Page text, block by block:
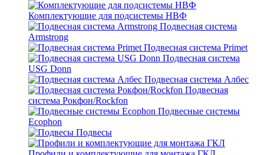
Комплектующие для подсистемы НВФ
Подвесная система
Armstrong
Подвесная система Primet
Подвесная система
USG Donn
Подвесная система Албес
Подвесная
система Рокфон/Rockfon
Подвесные системы
Ecophon
Подвесы